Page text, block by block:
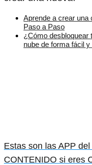
Aprende a crear una
Paso a Paso
¿Cómo desbloquear
nube de forma fácil
Estas son las APP
CONTENIDO si eres